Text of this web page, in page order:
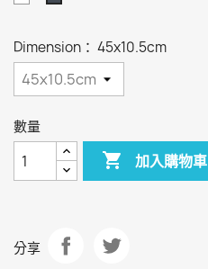
Dimension： 45x10.5cm
數量
 加入購物車
分享